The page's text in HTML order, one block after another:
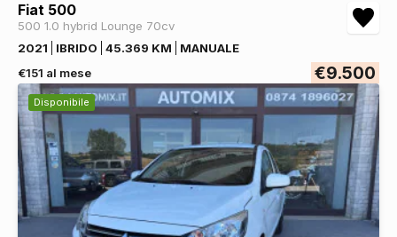
Fiat 500
500 1.0 hybrid Lounge 70cv
2021
IBRIDO 45.369 KM
MANUALE
€151 al mese
€9.500
Disponibile